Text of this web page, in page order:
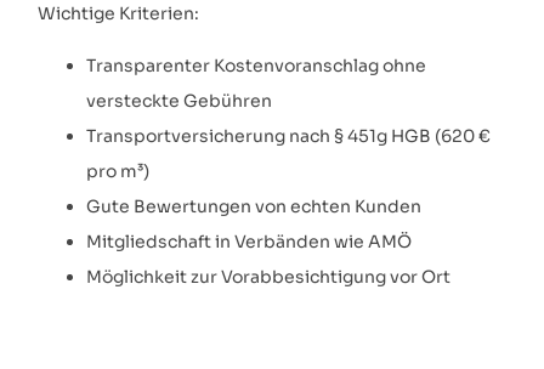
Wichtige Kriterien:
Transparenter Kostenvoranschlag ohne
versteckte Gebühren
Transportversicherung nach § 451g HGB (620 €
pro m³)
Gute Bewertungen von echten Kunden
Mitgliedschaft in Verbänden wie AMÖ
Möglichkeit zur Vorabbesichtigung vor Ort